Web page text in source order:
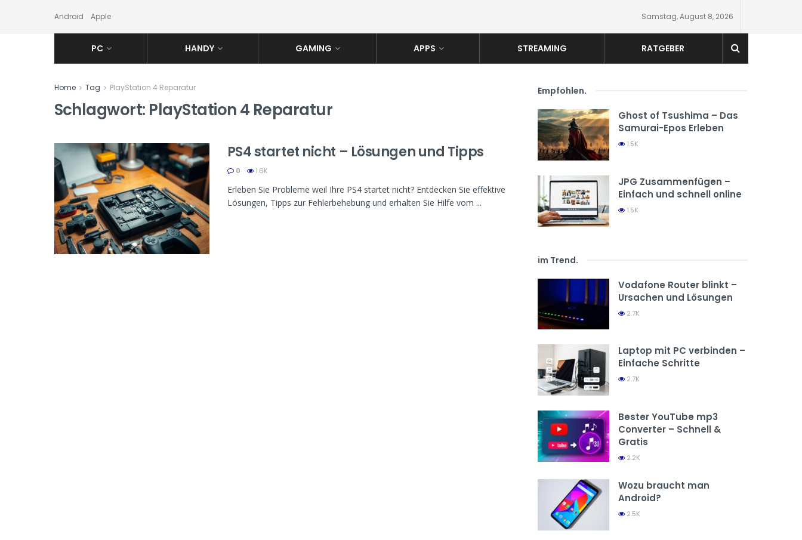
Android Apple Samstag, August 8, 2026
PC HANDY GAMING APPS STREAMING RATGEBER
Home Tag PlayStation 4 Reparatur
Schlagwort: PlayStation 4 Reparatur
PS4 startet nicht – Lösungen und Tipps
0 1.6K
Erleben Sie Probleme weil Ihre PS4 startet nicht? Entdecken Sie effektive
Lösungen, Tipps zur Fehlerbehebung und erhalten Sie Hilfe vom ...
Empfohlen.
Ghost of Tsushima – Das
Samurai-Epos Erleben
1.5K
JPG Zusammenfügen –
Einfach und schnell online
1.5K
im Trend.
Vodafone Router blinkt –
Ursachen und Lösungen
2.7K
Laptop mit PC verbinden –
Einfache Schritte
2.7K
Bester YouTube mp3
Converter – Schnell &
Gratis
2.2K
Wozu braucht man
Android?
2.5K